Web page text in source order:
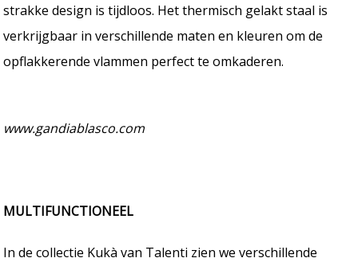
strakke design is tijdloos. Het thermisch gelakt staal is
verkrijgbaar in verschillende maten en kleuren om de
opflakkerende vlammen perfect te omkaderen.
www.gandiablasco.com
MULTIFUNCTIONEEL
In de collectie Kukà van Talenti zien we verschillende